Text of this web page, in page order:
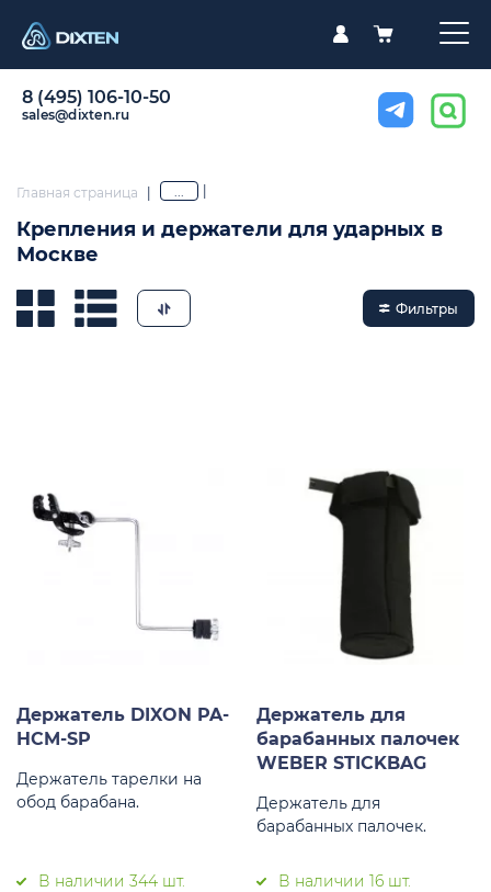
8 (495) 106-10-50
sales@dixten.ru
Главная страница | ...
Крепления и держатели для ударных в
Москве
Фильтры
Держатель DIXON PA-
HCM-SP
Держатель тарелки на
обод барабана.
В наличии 344 шт.
Держатель для
барабанных палочек
WEBER STICKBAG
Держатель для
барабанных палочек.
В наличии 16 шт.